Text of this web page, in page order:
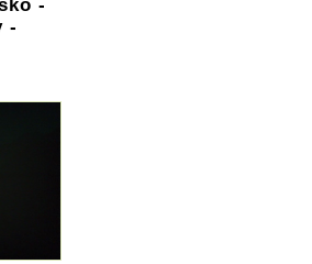
-
-